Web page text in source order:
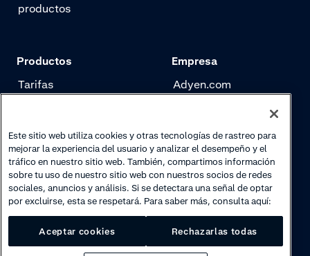
productos
Productos
Tarifas
Gestión de riesgo
Autenticación
Empresa
Adyen.com
Newsletter
Trabaja con nosotros
Este sitio web utiliza cookies y otras tecnologías de rastreo para
mejorar la experiencia del usuario y analizar el desempeño y el
tráfico en nuestro sitio web. También, compartimos información
sobre tu uso de nuestro sitio web con nuestros socios de redes
sociales, anuncios y análisis. Si se detectara una señal de optar
por excluirse, esta se respetará. Para saber más, consulta aquí:
Aceptar cookies Rechazarlas todas